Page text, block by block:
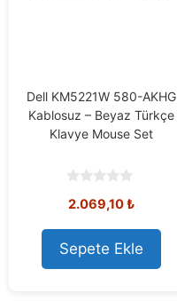
Dell KM5221W 580-AKHG
Kablosuz – Beyaz Türkçe
Klavye Mouse Set
o
t
o
f
5
2.069,10₺
Sepete Ekle